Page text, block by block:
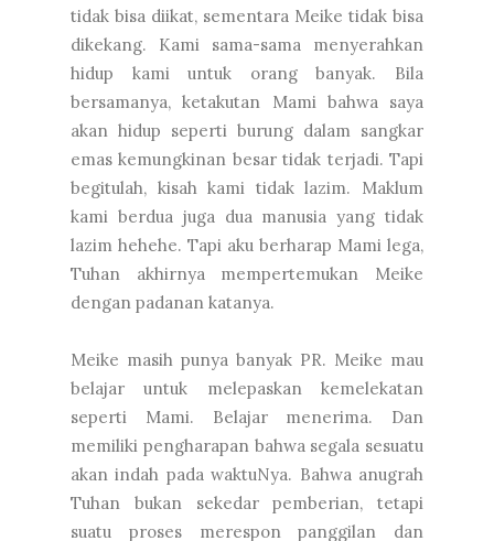
tidak bisa diikat, sementara Meike tidak bisa
dikekang. Kami sama-sama menyerahkan
hidup kami untuk orang banyak. Bila
bersamanya, ketakutan Mami bahwa saya
akan hidup seperti burung dalam sangkar
emas kemungkinan besar tidak terjadi. Tapi
begitulah, kisah kami tidak lazim. Maklum
kami berdua juga dua manusia yang tidak
lazim hehehe. Tapi aku berharap Mami lega,
Tuhan akhirnya mempertemukan Meike
dengan padanan katanya.
Meike masih punya banyak PR. Meike mau
belajar untuk melepaskan kemelekatan
seperti Mami. Belajar menerima. Dan
memiliki pengharapan bahwa segala sesuatu
akan indah pada waktuNya. Bahwa anugrah
Tuhan bukan sekedar pemberian, tetapi
suatu proses merespon panggilan dan